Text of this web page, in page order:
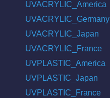
UVACRYLIC_America
UVACRYLIC_Germany
UVACRYLIC_Japan
UVACRYLIC_France
UVPLASTIC_America
UVPLASTIC_Japan
UVPLASTIC_France